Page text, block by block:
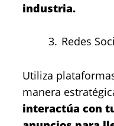
industria.
Redes
Utiliza
manera
interactúa con